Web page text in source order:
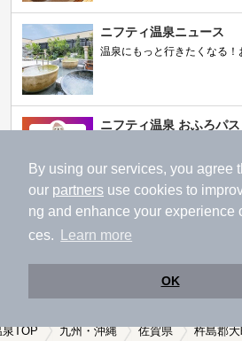
By using our services, you agree
our partners use cookies to
ng and enhance your experience
ces.
Learn more
OK
ニフティ温泉ニュース
温泉にもっと行きたくなる！
ニフティ温泉 おふろパス
温浴施設をお得に楽しめる
【ニフティライフスタイ
内】
株主優待制度で人気の温浴
泉TOP 九州・沖縄 佐賀県 杵島郡大